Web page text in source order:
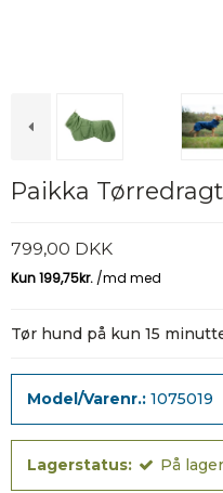
Paikka
799,00 DKK
Tør hund på kun 15
Model/Varenr.: 1075019
Lagerstatus: På lager